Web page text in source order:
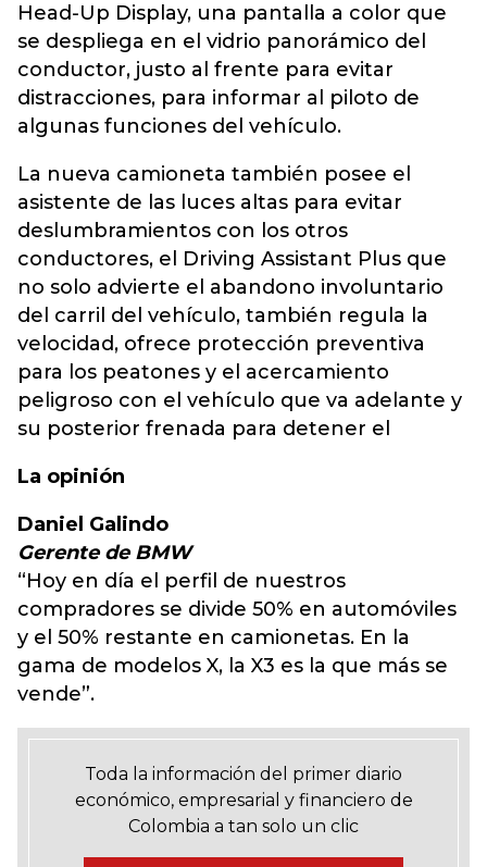
Head-Up Display, una pantalla a color que
se despliega en el vidrio panorámico del
conductor, justo al frente para evitar
distracciones, para informar al piloto de
algunas funciones del vehículo.
La nueva camioneta también posee el
asistente de las luces altas para evitar
deslumbramientos con los otros
conductores, el Driving Assistant Plus que
no solo advierte el abandono involuntario
del carril del vehículo, también regula la
velocidad, ofrece protección preventiva
para los peatones y el acercamiento
peligroso con el vehículo que va adelante y
su posterior frenada para detener el
La opinión
Daniel Galindo
Gerente de BMW
“Hoy en día el perfil de nuestros
compradores se divide 50% en automóviles
y el 50% restante en camionetas. En la
gama de modelos X, la X3 es la que más se
vende”.
Toda la información del primer diario
económico, empresarial y financiero de
Colombia a tan solo un clic